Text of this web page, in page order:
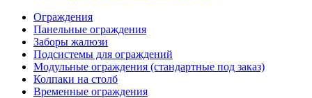
Ограждения
Панельные ограждения
Заборы жалюзи
Подсистемы для ограждений
Модульные ограждения (стандартные под заказ)
Колпаки на столб
Временные ограждения